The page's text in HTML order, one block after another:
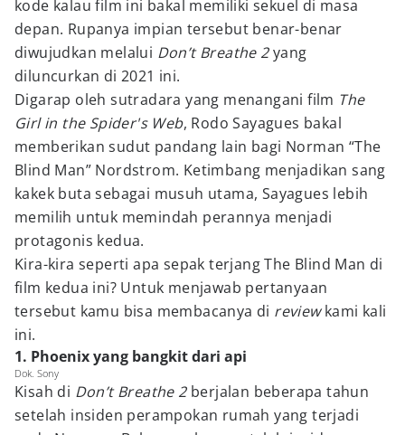
kode kalau film ini bakal memiliki sekuel di masa
depan. Rupanya impian tersebut benar-benar
diwujudkan melalui Don’t Breathe 2yang
diluncurkan di 2021 ini.
Digarap oleh sutradara yang menangani film The
Girl in the Spider's Web, Rodo Sayagues bakal
memberikan sudut pandang lain bagi Norman “The
Blind Man” Nordstrom. Ketimbang menjadikan sang
kakek buta sebagai musuh utama, Sayagues lebih
memilih untuk memindah perannya menjadi
protagonis kedua.
Kira-kira seperti apa sepak terjang The Blind Man di
film kedua ini? Untuk menjawab pertanyaan
tersebut kamu bisa membacanya di reviewkami kali
ini.
1. Phoenix yang bangkit dari api
Dok. Sony
Kisah di Don’t Breathe 2berjalan beberapa tahun
setelah insiden perampokan rumah yang terjadi